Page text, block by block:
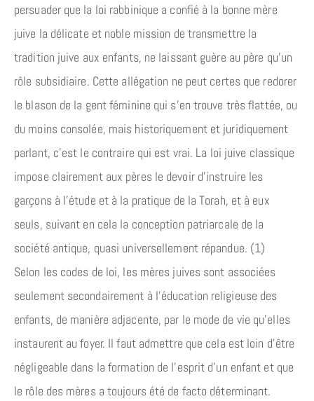
persuader que la loi rabbinique a confié à la bonne mère
juive la délicate et noble mission de transmettre la
tradition juive aux enfants, ne laissant guère au père qu’un
rôle subsidiaire. Cette allégation ne peut certes que redorer
le blason de la gent féminine qui s’en trouve très flattée, ou
du moins consolée, mais historiquement et juridiquement
parlant, c’est le contraire qui est vrai. La loi juive classique
impose clairement aux pères le devoir d’instruire les
garçons à l’étude et à la pratique de la Torah, et à eux
seuls, suivant en cela la conception patriarcale de la
société antique, quasi universellement répandue. (1)
Selon les codes de loi, les mères juives sont associées
seulement secondairement à l’éducation religieuse des
enfants, de manière adjacente, par le mode de vie qu’elles
instaurent au foyer. Il faut admettre que cela est loin d’être
négligeable dans la formation de l’esprit d’un enfant et que
le rôle des mères a toujours été de facto déterminant.